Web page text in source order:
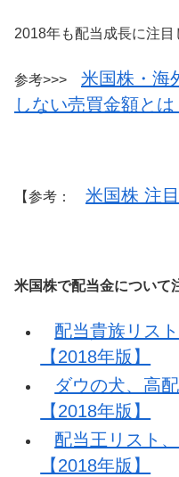
2018年も配当成長に注目
参考>>>
米国株・海
しない売買金額とは
【参考： 米国株 注
米国株で配当金について
配当貴族リス
【2018年版】
ダウの犬、高
【2018年版】
配当王リスト
【2018年版】